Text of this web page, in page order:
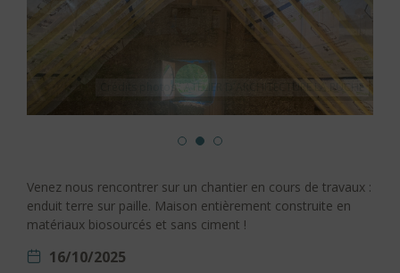
Crédits photos : ATELIER D'ARCHITECTURE LA RUCHE
Venez nous rencontrer sur un chantier en cours de travaux :
enduit terre sur paille. Maison entièrement construite en
matériaux biosourcés et sans ciment !
16/10/2025